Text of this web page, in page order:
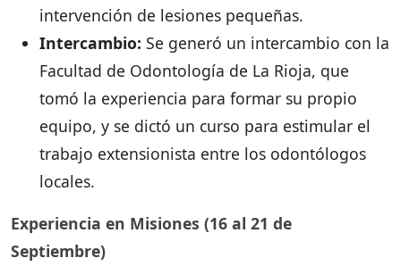
intervención de lesiones pequeñas.
Intercambio: Se generó un intercambio con la
Facultad de Odontología de La Rioja, que
tomó la experiencia para formar su propio
equipo, y se dictó un curso para estimular el
trabajo extensionista entre los odontólogos
locales.
Experiencia en Misiones (16 al 21 de
Septiembre)